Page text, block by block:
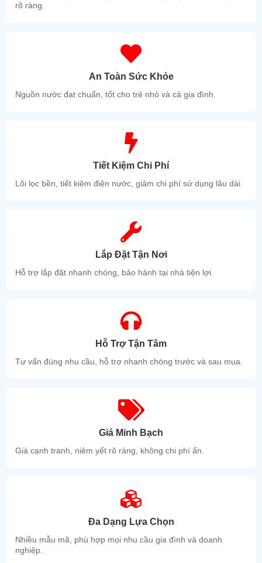
rõ ràng.
An Toàn Sức Khỏe
Nguồn nước đạt chuẩn, tốt cho trẻ nhỏ và cả gia đình.
Tiết Kiệm Chi Phí
Lõi lọc bền, tiết kiệm điện nước, giảm chi phí sử dụng lâu dài.
Lắp Đặt Tận Nơi
Hỗ trợ lắp đặt nhanh chóng, bảo hành tại nhà tiện lợi.
Hỗ Trợ Tận Tâm
Tư vấn đúng nhu cầu, hỗ trợ nhanh chóng trước và sau mua.
Giá Minh Bạch
Giá cạnh tranh, niêm yết rõ ràng, không chi phí ẩn.
Đa Dạng Lựa Chọn
Nhiều mẫu mã, phù hợp mọi nhu cầu gia đình và doanh
nghiệp.